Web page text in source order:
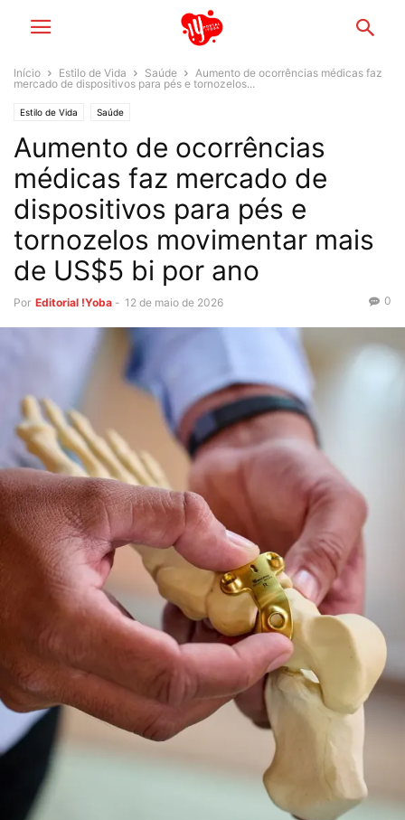
Início Estilo de Vida Saúde
Aumento de ocorrências médicas faz
mercado de dispositivos para pés e tornozelos...
Estilo de Vida Saúde
Aumento de ocorrências
médicas faz mercado de
dispositivos para pés e
tornozelos movimentar mais
de US$5 bi por ano
Por Editorial !Yoba - 12 de maio de 2026 0